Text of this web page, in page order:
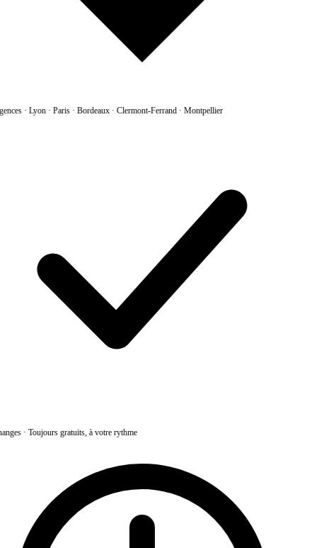
·Lyon · Paris · Bordeaux · Clermont-Ferrand · Montpellier
·Toujours gratuits, à votre rythme